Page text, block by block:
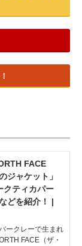
FACE
ジャケット」
ティカパー
どを紹介！ |
ークレーで生まれ
FACE（ザ・